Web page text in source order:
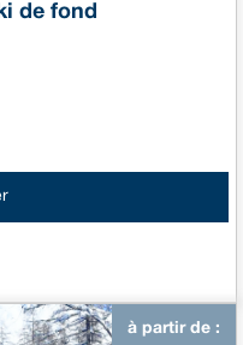
de fond
à partir de :